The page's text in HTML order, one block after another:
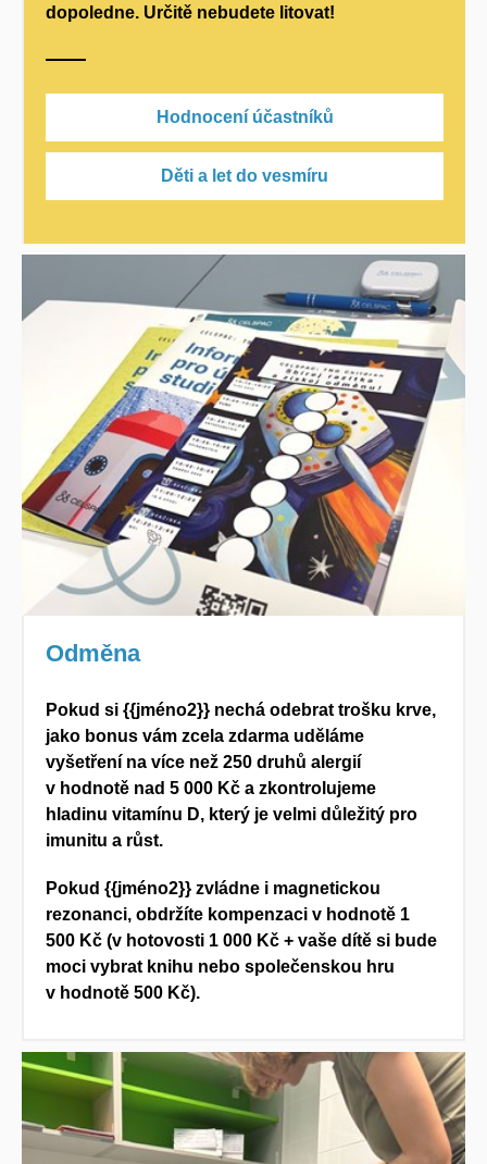
dopoledne. Určitě nebudete litovat!
Hodnocení účastníků
Děti a let do vesmíru
Odměna
Pokud si {{jméno2}} nechá odebrat trošku krve,
jako bonus vám zcela zdarma uděláme
vyšetření na více než 250 druhů alergií
v hodnotě nad 5 000 Kč a zkontrolujeme
hladinu vitamínu D, který je velmi důležitý pro
imunitu a růst.
Pokud {{jméno2}} zvládne i magnetickou
rezonanci, obdržíte kompenzaci v hodnotě 1
500 Kč (v hotovosti 1 000 Kč + vaše dítě si bude
moci vybrat knihu nebo společenskou hru
v hodnotě 500 Kč).